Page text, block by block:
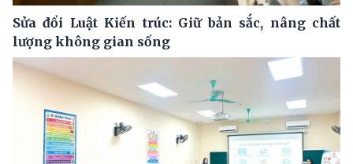
Sửa đổi Luật Kiến trúc: Giữ bản sắc, nâng chất
lượng không gian sống